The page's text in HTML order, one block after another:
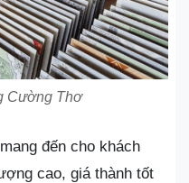
Cường Thơ
đến cho khách
cao, giá thành tốt